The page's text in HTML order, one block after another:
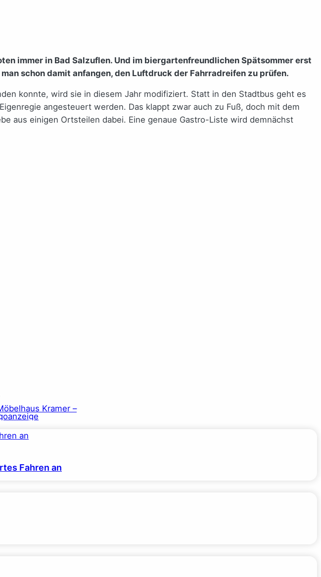
immer in Bad Salzuflen. Und im biergartenfreundlichen Spätsommer erst
schon damit anfangen, den Luftdruck der Fahrradreifen zu prüfen.
konnte, wird sie in diesem Jahr modifiziert. Statt in den Stadtbus geht es
angesteuert werden. Das klappt zwar auch zu Fuß, doch mit dem
aus einigen Ortsteilen dabei. Eine genaue Gastro-Liste wird demnächst
Fahren an